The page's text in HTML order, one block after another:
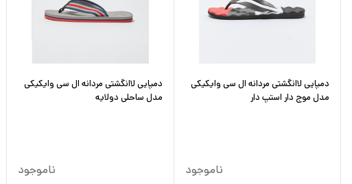
دمپایی لاانگشتی مردانه ال سی وایکیکی
مدل موج دار استپ دار
ناموجود
دمپایی لاانگشتی مردانه ال سی وایکیکی
مدل ساحلی دولایه
ناموجود